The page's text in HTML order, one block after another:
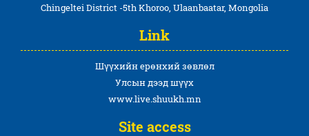
Chingeltei District -5th Khoroo, Ulaanbaatar, Mongolia
Link
Шүүхийн ерөнхий зөвлөл
Улсын дээд шүүх
www.live.shuukh.mn
Site access